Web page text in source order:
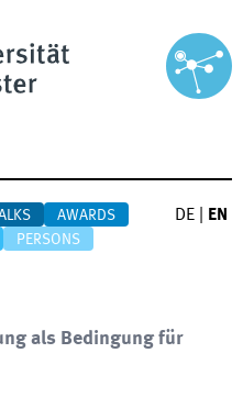
AWARDS
PERSONS
DE EN
als Bedingung für